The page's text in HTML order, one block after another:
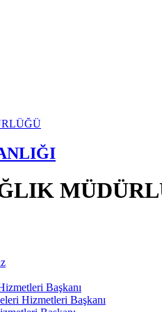
Başkanı
Hizmetleri Başkanı